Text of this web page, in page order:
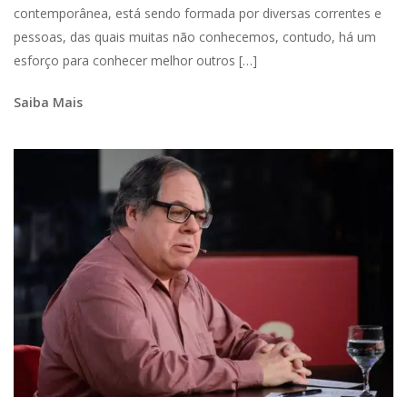
contemporânea, está sendo formada por diversas correntes e
pessoas, das quais muitas não conhecemos, contudo, há um
esforço para conhecer melhor outros […]
Saiba Mais